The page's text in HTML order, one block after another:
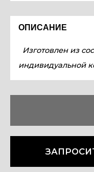
ОПИСАНИЕ
Изготовлен из
индивидуальной